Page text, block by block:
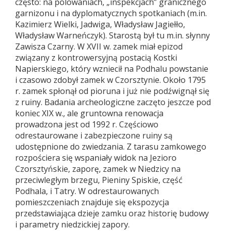
garnizonu i na dyplomatycznych spotkaniach (m.in.
Kazimierz Wielki, Jadwiga, Władysław Jagiełło,
Władysław Warneńczyk). Starostą był tu m.in. słynny
Zawisza Czarny. W XVII w. zamek miał epizod
związany z kontrowersyjną postacią Kostki
Napierskiego, który wzniecił na Podhalu powstanie
i czasowo zdobył zamek w Czorsztynie. Około 1795
r. zamek spłonął od pioruna i już nie podźwignął się
z ruiny. Badania archeologiczne zaczęto jeszcze pod
koniec XIX w., ale gruntowna renowacja
prowadzona jest od 1992 r. Częściowo
odrestaurowane i zabezpieczone ruiny są
udostępnione do zwiedzania. Z tarasu zamkowego
rozpościera się wspaniały widok na Jezioro
Czorsztyńskie, zaporę, zamek w Niedzicy na
przeciwległym brzegu, Pieniny Spiskie, część
Podhala, i Tatry. W odrestaurowanych
pomieszczeniach znajduje się ekspozycja
przedstawiająca dzieje zamku oraz historię budowy
i parametry niedzickiej zapory.